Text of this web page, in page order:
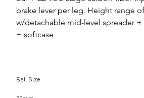
brake lever per leg. Height range
w/detachable mid-level spreader
+ softcase
Ball Size